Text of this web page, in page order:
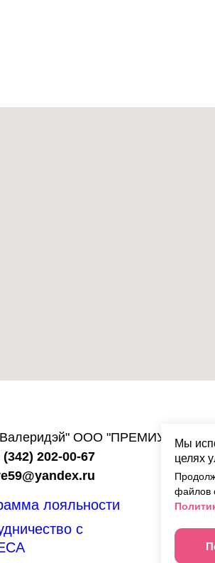
Мы
целях
файлов
"Валеридэй" ООО "ПРЕМИУМ
(342) 202-00-67
с
лояльности